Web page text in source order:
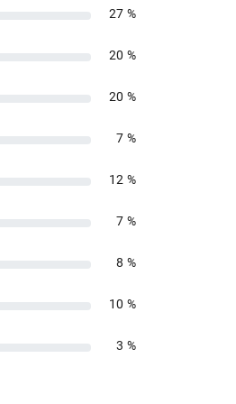
27 %
20 %
20 %
7 %
12 %
7 %
8 %
10 %
3 %